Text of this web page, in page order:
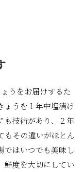
うをお届けするた
ょうを１年中塩漬け
も技術があり、２年
もその違いがほとん
ではいつでも美味し
鮮度を大切にしてい